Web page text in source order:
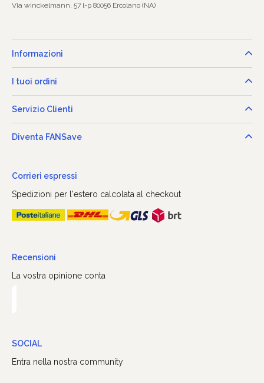
Via winckelmann, 57 l-p 80056 Ercolano (NA)
Informazioni
I tuoi ordini
Servizio Clienti
Diventa FANSave
Corrieri espressi
Spedizioni per l'estero calcolata al checkout
Recensioni
La vostra opinione conta
SOCIAL
Entra nella nostra community